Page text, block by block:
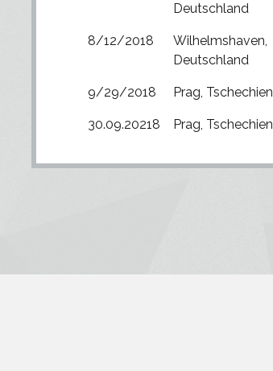
Deutschland
8/12/2018
Wilhelmshaven,
Deutschland
9/29/2018 Prag, Tschechien
30.09.20218 Prag, Tschechien